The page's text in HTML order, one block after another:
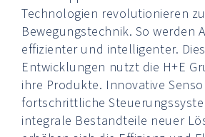
Technologien revolutionieren
Bewegungstechnik. So werden
effizienter und intelligenter.
Entwicklungen nutzt die H+E
ihre Produkte. Innovative
fortschrittliche
integrale Bestandteile neuer